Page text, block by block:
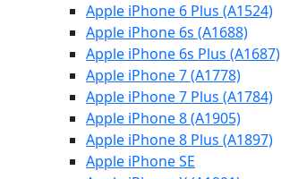
Apple iPhone 6 Plus (A1524)
Apple iPhone 6s (A1688)
Apple iPhone 6s Plus (A1687)
Apple iPhone 7 (A1778)
Apple iPhone 7 Plus (A1784)
Apple iPhone 8 (A1905)
Apple iPhone 8 Plus (A1897)
Apple iPhone SE